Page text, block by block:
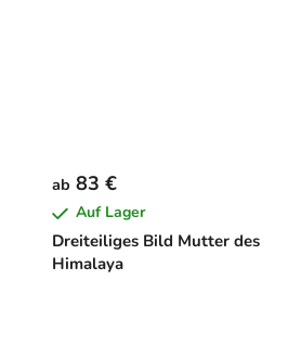
Dreiteiliges Bild Mutter des
Himalaya
ab 83 €
Auf Lager